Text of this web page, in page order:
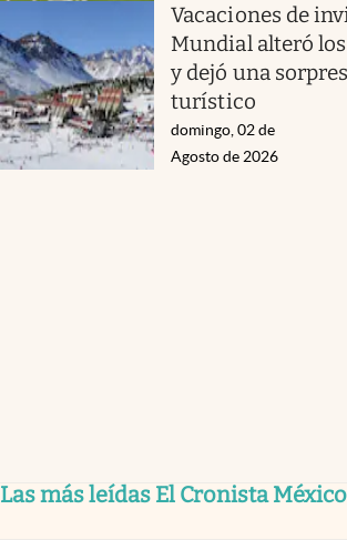
Vacaciones de
Mundial alteró
y dejó una
turístico
domingo, 02 de
Agosto de 2026
Las más leídas El Cronista México